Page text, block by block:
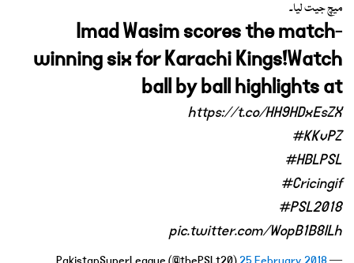
میچ جیت لیا۔
Imad Wasim scores the match-
winning six for Karachi Kings!Watch
ball by ball highlights at
https://t.co/HH9HDxEsZX
#KKvPZ
#HBLPSL
#Cricingif
#PSL2018
pic.twitter.com/WopB1B8ILh